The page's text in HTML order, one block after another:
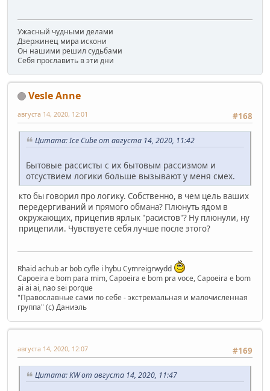
Ужасный чудными делами
Дзержинец мира искони
Он нашими решил судьбами
Себя прославить в эти дни
Vesle Anne
#168
августа 14, 2020, 12:01
Цитата: Ice Cube от августа 14, 2020, 11:42
Бытовые рассисты с их бытовым рассизмом и
отсуствием логики больше вызывают у меня смех.
кто бы говорил про логику. Собственно, в чем цель ваших
передергиваний и прямого обмана? Плюнуть ядом в
окружающих, прицепив ярлык "расистов"? Ну плюнули, ну
прицепили. Чувствуете себя лучше после этого?
Rhaid achub ar bob cyfle i hybu Cymreigrwydd
Capoeira e bom para mim, Capoeira e bom pra voce, Capoeira e bom
ai ai ai, nao sei porque
"Православные сами по себе - экстремальная и малочисленная
группа" (с) Даниэль
#169
августа 14, 2020, 12:07
Цитата: KW от августа 14, 2020, 11:47